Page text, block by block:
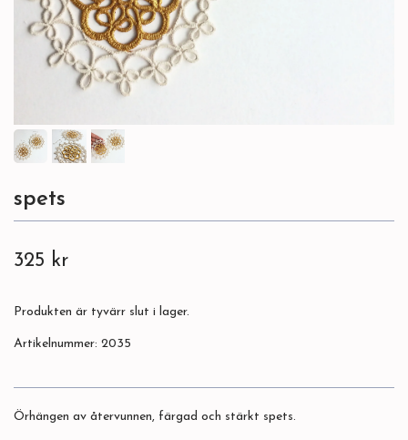
spets
325 kr
Produkten är tyvärr slut i lager.
Artikelnummer: 2035
Örhängen av återvunnen, färgad och stärkt spets.